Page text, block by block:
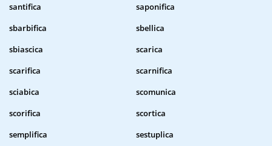
santifica
saponifica
sbarbifica
sbellica
sbiascica
scarica
scarifica
scarnifica
sciabica
scomunica
scorifica
scortica
semplifica
sestuplica